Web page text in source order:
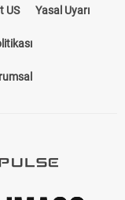
US Yasal Uyarı